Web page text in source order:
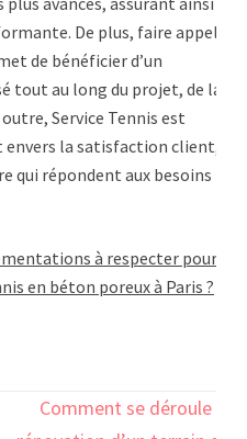
De plus, faire appel à
de bénéficier d’un
tout au long du projet, de la
Service Tennis est
envers la satisfaction client,
qui répondent aux besoins
à respecter pour
en béton poreux à Paris ?
Comment se déroule la